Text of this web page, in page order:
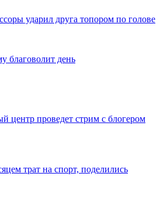
ударил друга топором по голове
благоволит день
центр проведет стрим с блогером
трат на спорт, поделились